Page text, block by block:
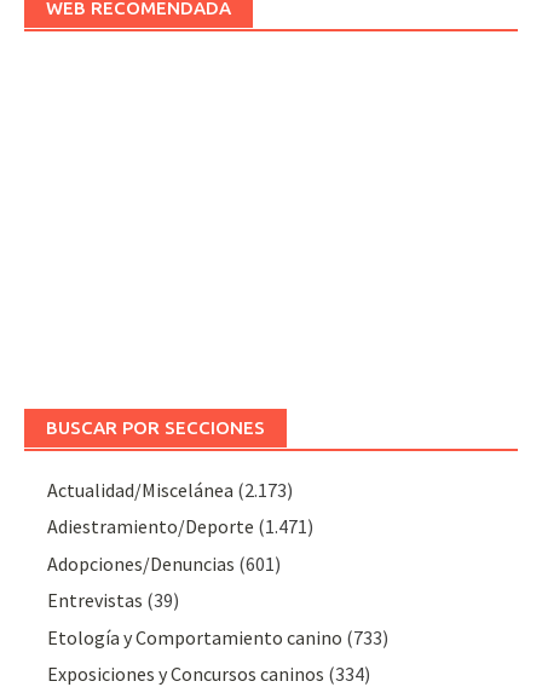
WEB RECOMENDADA
BUSCAR POR SECCIONES
Actualidad/Miscelánea (2.173)
Adiestramiento/Deporte (1.471)
Adopciones/Denuncias (601)
Entrevistas (39)
Etología y Comportamiento canino (733)
Exposiciones y Concursos caninos (334)